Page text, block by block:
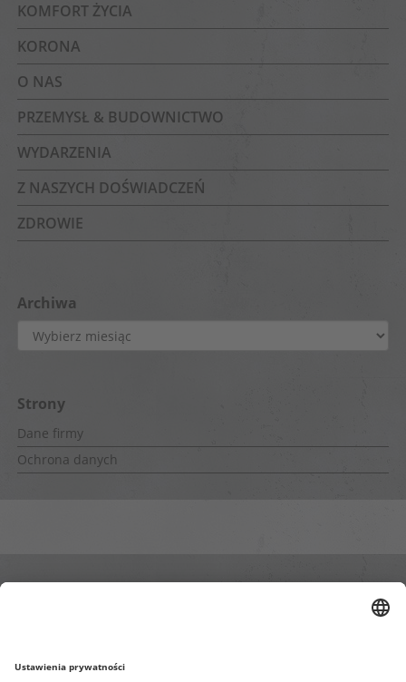
KOMFORT ŻYCIA
KORONA
O NAS
PRZEMYSŁ & BUDOWNICTWO
WYDARZENIA
Z NASZYCH DOŚWIADCZEŃ
ZDROWIE
Archiwa
Archiwa
Strony
Dane firmy
Ochrona danych
Wewnętrzne strony